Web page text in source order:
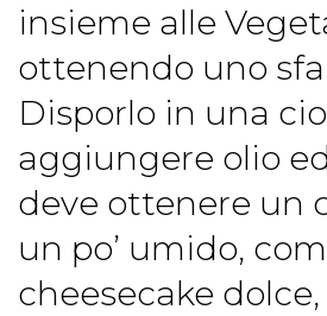
insieme alle
ottenendo uno
Disporlo in una
aggiungere olio
deve ottenere un
un po’ umido,
cheesecake